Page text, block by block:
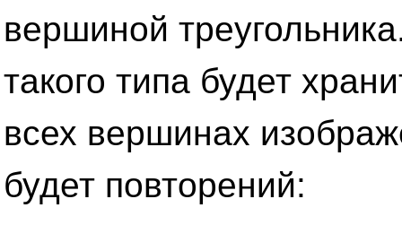
вершиной
такого типа будет
всех вершинах
будет повторений: